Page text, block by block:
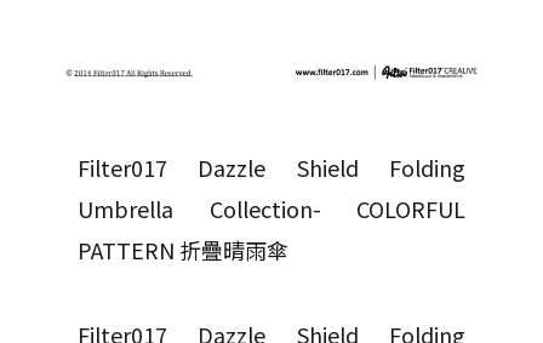
Filter017 Dazzle Shield Folding
Umbrella Collection- COLORFUL
PATTERN 折疊晴雨傘
Filter017 Dazzle Shield Folding